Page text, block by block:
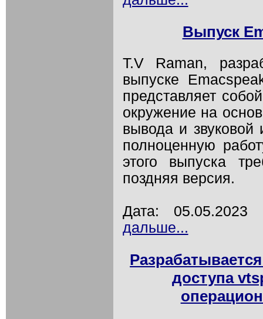
Выпуск
T.V Raman,
выпуске
представляет
окружение на
вывода и звуковой
полноценную
этого выпуска
поздняя версия.
Дата:
дальше...
доступа